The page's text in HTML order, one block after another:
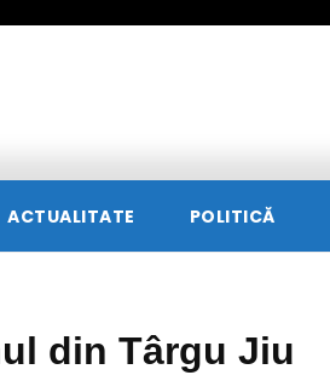
ACTUALITATE POLITICĂ
din Târgu Jiu